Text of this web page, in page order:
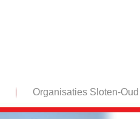
Organisaties Sloten-